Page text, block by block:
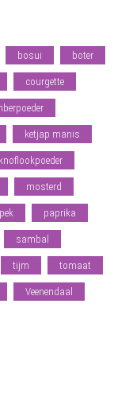
bosui boter
courgette
ketjap manis
knoflookpoeder
mosterd
paprika
sambal
tijm tomaat
Veenendaal